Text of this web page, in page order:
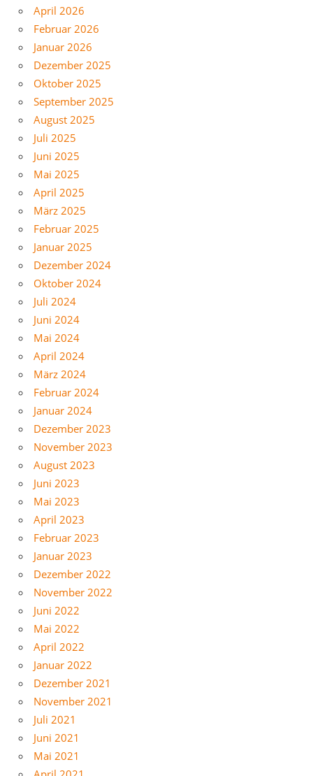
April 2026
Februar 2026
Januar 2026
Dezember 2025
Oktober 2025
September 2025
August 2025
Juli 2025
Juni 2025
Mai 2025
April 2025
März 2025
Februar 2025
Januar 2025
Dezember 2024
Oktober 2024
Juli 2024
Juni 2024
Mai 2024
April 2024
März 2024
Februar 2024
Januar 2024
Dezember 2023
November 2023
August 2023
Juni 2023
Mai 2023
April 2023
Februar 2023
Januar 2023
Dezember 2022
November 2022
Juni 2022
Mai 2022
April 2022
Januar 2022
Dezember 2021
November 2021
Juli 2021
Juni 2021
Mai 2021